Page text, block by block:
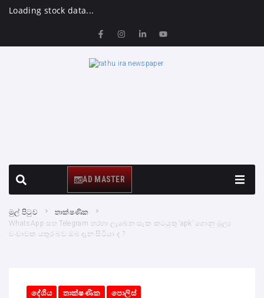
Loading stock data...
AD MASTER
මුල් පිටුව
තාක්ෂණික
WhatsApp සහ Telegram හරහා ලැබෙන සැක කටයුතු ‘apk’ ගොනු මූල්‍ය
වංචාවක යතුර බව ඔබ දැන සිටියා ද ?
දේශීය තාක්ෂණික පොලිස්